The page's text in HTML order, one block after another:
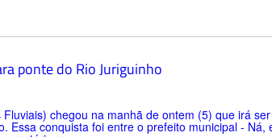
ponte do Rio Juriguinho
chegou na manhã de ontem (5) que irá
Essa conquista foi entre o prefeito municipal -